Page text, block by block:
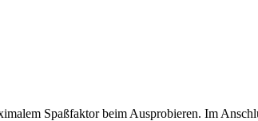
Spaßfaktor beim Ausprobieren. Im